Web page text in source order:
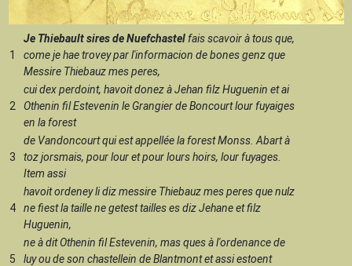
1
Je Thiebault sires de Nuefchastel fais scavoir à tous que,
come je hae trovey par l'informacion de bones genz que
Messire Thiebauz mes peres,
2
cui dex perdoint, havoit donez à Jehan filz Huguenin et ai
Othenin fil Estevenin le Grangier de Boncourt lour fuyaiges
en la forest
3
de Vandoncourt qui est appellée la forest Monss. Abart à
toz jorsmais, pour lour et pour lours hoirs, lour fuyages.
Item assi
4
havoit ordeney li diz messire Thiebauz mes peres que nulz
ne fiest la taille ne getest tailles es diz Jehane et filz
Huguenin,
5
ne à dit Othenin fil Estevenin, mas ques à l'ordenance de
luy ou de son chastellein de Blantmont et assi estoent